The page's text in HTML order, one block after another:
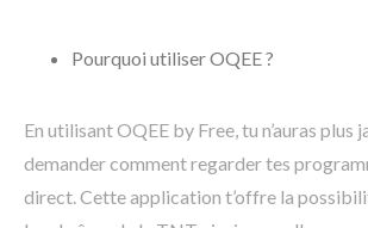
Pourquoi utiliser OQEE ?
En utilisant OQEE by Free, tu n’auras plus
demander comment regarder tes
direct. Cette application t’offre la